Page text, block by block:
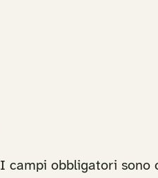
I campi obbligatori sono